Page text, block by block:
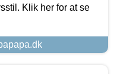
Klik her for at se